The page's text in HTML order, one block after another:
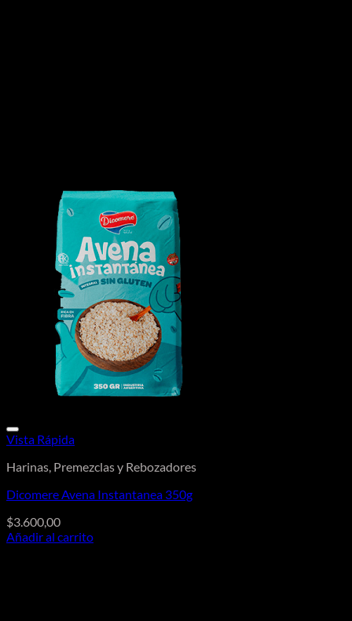
Vista Rápida
Harinas, Premezclas y Rebozadores
Dicomere Avena Instantanea 350g
$3.600,00
Añadir al carrito